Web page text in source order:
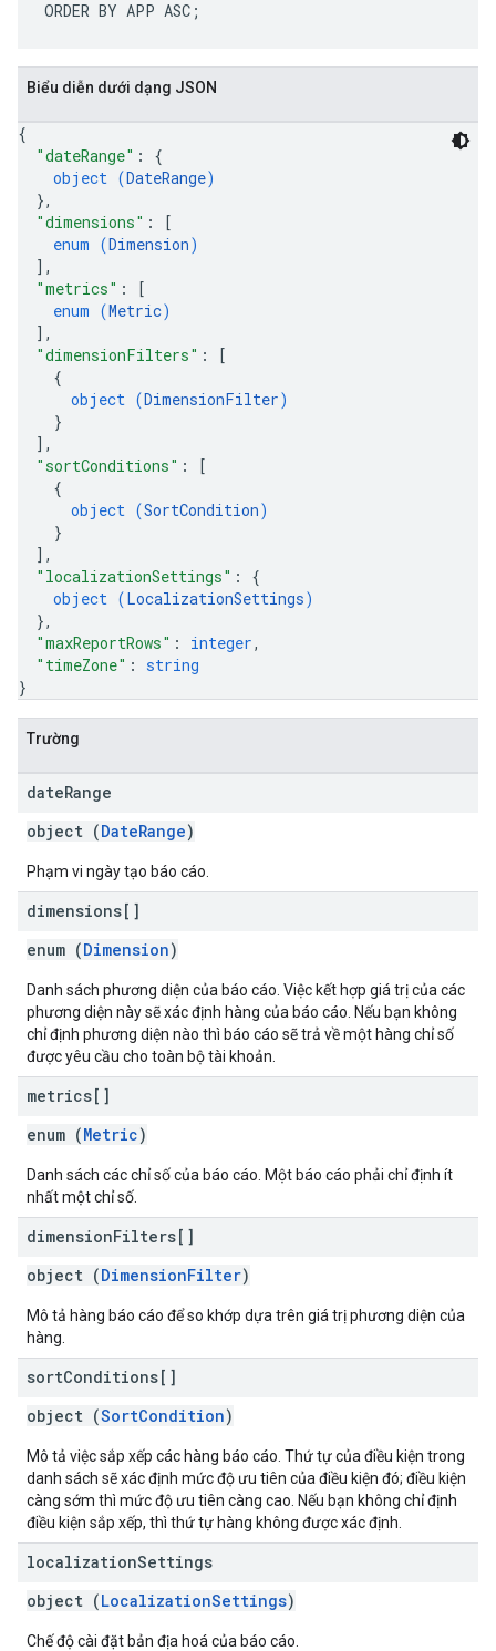
Biểu diễn dưới dạng JSON
{
"dateRange" : {
object (DateRange)
},
"dimensions" :
[
enum (Dimension)
] ,
"metrics" :
[
enum (Metric)
] ,
"dimensionFilters" :
[
{
object (DimensionFilter)
}
] ,
"sortConditions" :
[
{
object (SortCondition)
}
] ,
"localizationSettings" : {
object (LocalizationSettings)
},
"maxReportRows" : integer,
"timeZone" : string
}
Trường
dateRange
object (DateRange)
Phạm vi ngày tạo báo cáo.
dimensions[]
enum (Dimension)
Danh sách phương diện của báo cáo. Việc kết hợp giá trị của các
phương diện này sẽ xác định hàng của báo cáo. Nếu bạn không
chỉ định phương diện nào thì báo cáo sẽ trả về một hàng chỉ số
được yêu cầu cho toàn bộ tài khoản.
metrics[]
enum (Metric)
Danh sách các chỉ số của báo cáo. Một báo cáo phải chỉ định ít
nhất một chỉ số.
dimensionFilters[]
object (DimensionFilter)
Mô tả hàng báo cáo để so khớp dựa trên giá trị phương diện của
hàng.
sortConditions[]
object (SortCondition)
Mô tả việc sắp xếp các hàng báo cáo. Thứ tự của điều kiện trong
danh sách sẽ xác định mức độ ưu tiên của điều kiện đó; điều kiện
càng sớm thì mức độ ưu tiên càng cao. Nếu bạn không chỉ định
điều kiện sắp xếp, thì thứ tự hàng không được xác định.
localizationSettings
object (LocalizationSettings)
Chế độ cài đặt bản địa hoá của báo cáo.